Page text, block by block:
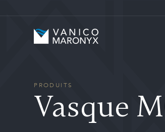
Vanico-Maronyx
PRODUITS
Vasque